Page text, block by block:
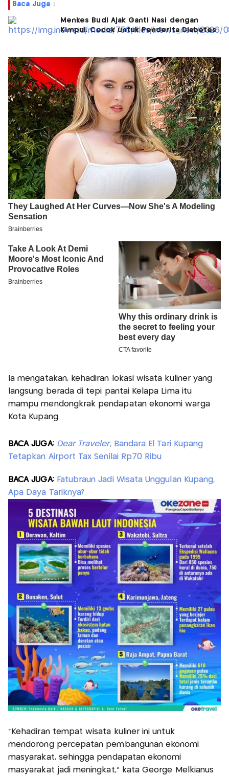
Baca Juga :
Menkes Budi Ajak Ganti Nasi dengan
Kimpul, Cocok untuk Penderita Diabetes
Ia mengatakan, kehadiran lokasi wisata kuliner yang
langsung berada di tepi pantai Kelapa Lima itu
mampu mendongkrak pendapatan ekonomi warga
Kota Kupang.
BACA JUGA: Dear Traveler, Bandara El Tari Kupang
Tetapkan Airport Tax Senilai Rp70 Ribu
BACA JUGA: Fatubraun Jadi Wisata Unggulan Kupang,
Apa Daya Tariknya?
"Kehadiran tempat wisata kuliner ini untuk
mendorong percepatan pembangunan ekonomi
masyarakat, sehingga pendapatan ekonomi
masyarakat jadi meningkat," kata George Melkianus